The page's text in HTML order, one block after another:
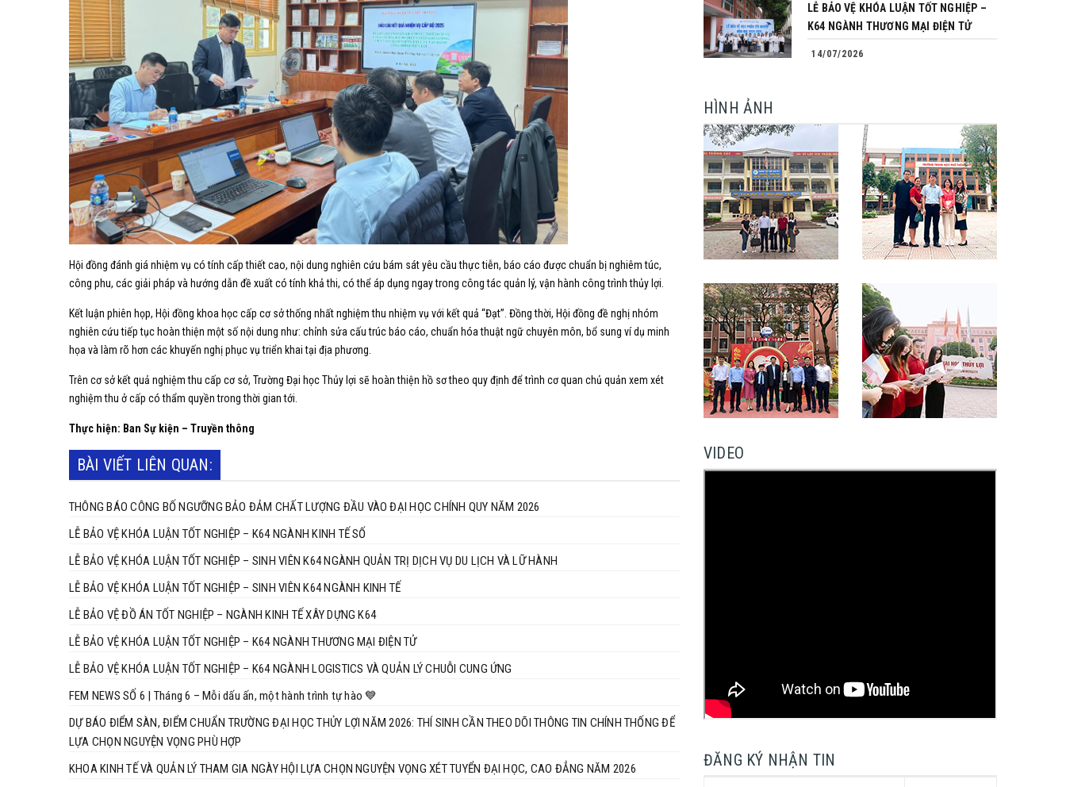
Hội đồng đánh giá nhiệm vụ có tính cấp thiết cao, nội dung nghiên cứu bám sát yêu cầu thực tiễn, báo cáo được chuẩn bị nghiêm túc,
công phu, các giải pháp và hướng dẫn đề xuất có tính khả thi, có thể áp dụng ngay trong công tác quản lý, vận hành công trình thủy lợi.
Kết luận phiên họp, Hội đồng khoa học cấp cơ sở thống nhất nghiệm thu nhiệm vụ với kết quả “Đạt”. Đồng thời, Hội đồng đề nghị nhóm
nghiên cứu tiếp tục hoàn thiện một số nội dung như: chỉnh sửa cấu trúc báo cáo, chuẩn hóa thuật ngữ chuyên môn, bổ sung ví dụ minh
họa và làm rõ hơn các khuyến nghị phục vụ triển khai tại địa phương.
Trên cơ sở kết quả nghiệm thu cấp cơ sở, Trường Đại học Thủy lợi sẽ hoàn thiện hồ sơ theo quy định để trình cơ quan chủ quản xem xét
nghiệm thu ở cấp có thẩm quyền trong thời gian tới.
Thực hiện: Ban Sự kiện – Truyền thông
BÀI VIẾT LIÊN QUAN:
THÔNG BÁO CÔNG BỐ NGƯỠNG BẢO ĐẢM CHẤT LƯỢNG ĐẦU VÀO ĐẠI HỌC CHÍNH QUY NĂM 2026
LỄ BẢO VỆ KHÓA LUẬN TỐT NGHIỆP – K64 NGÀNH KINH TẾ SỐ
LỄ BẢO VỆ KHÓA LUẬN TỐT NGHIỆP – SINH VIÊN K64 NGÀNH QUẢN TRỊ DỊCH VỤ DU LỊCH VÀ LỮ HÀNH
LỄ BẢO VỆ KHÓA LUẬN TỐT NGHIỆP – SINH VIÊN K64 NGÀNH KINH TẾ
LỄ BẢO VỆ ĐỒ ÁN TỐT NGHIỆP – NGÀNH KINH TẾ XÂY DỰNG K64
LỄ BẢO VỆ KHÓA LUẬN TỐT NGHIỆP – K64 NGÀNH THƯƠNG MẠI ĐIỆN TỬ
LỄ BẢO VỆ KHÓA LUẬN TỐT NGHIỆP – K64 NGÀNH LOGISTICS VÀ QUẢN LÝ CHUỖI CUNG ỨNG
FEM NEWS SỐ 6 | Tháng 6 – Mỗi dấu ấn, một hành trình tự hào 💙
DỰ BÁO ĐIỂM SÀN, ĐIỂM CHUẨN TRƯỜNG ĐẠI HỌC THỦY LỢI NĂM 2026: THÍ SINH CẦN THEO DÕI THÔNG TIN CHÍNH THỐNG ĐỂ
LỰA CHỌN NGUYỆN VỌNG PHÙ HỢP
KHOA KINH TẾ VÀ QUẢN LÝ THAM GIA NGÀY HỘI LỰA CHỌN NGUYỆN VỌNG XÉT TUYỂN ĐẠI HỌC, CAO ĐẲNG NĂM 2026
LỄ BẢO VỆ KHÓA LUẬN TỐT NGHIỆP –
K64 NGÀNH THƯƠNG MẠI ĐIỆN TỬ
14/07/2026
HÌNH ẢNH
VIDEO
ĐĂNG KÝ NHẬN TIN